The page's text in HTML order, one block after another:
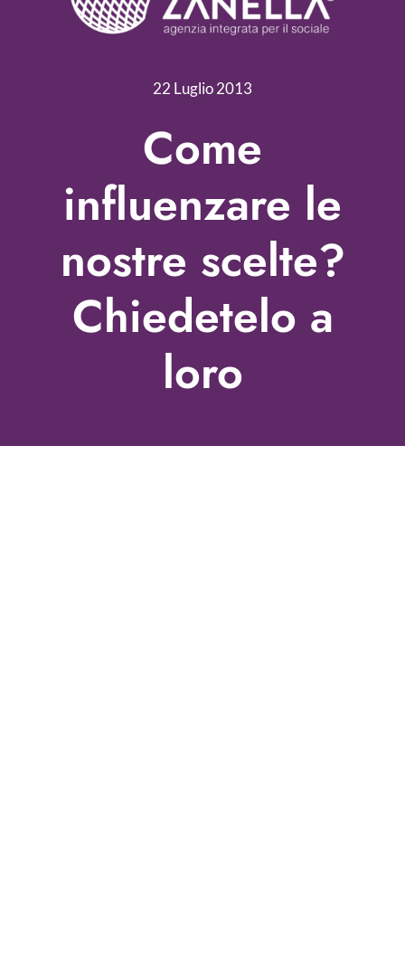
Servizi
Nonprofit Blog
Fundraising Academy
Come contattarci
22 Luglio 2013
Come
influenzare le
nostre scelte?
Chiedetelo a
loro